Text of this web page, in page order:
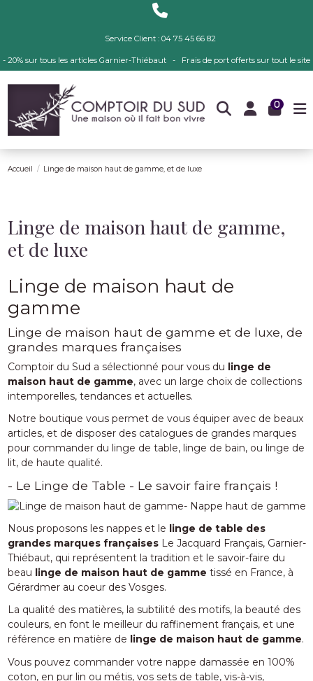
Service Client : 04 75 45 66 82
- 20% sur tous les articles Garnier-Thiébaut - Frais de port offerts sur tout le site
0
Accueil Linge de maison haut de gamme, et de luxe
Linge de maison haut de gamme,
et de luxe
Linge de maison haut de
gamme
Linge de maison haut de gamme et de luxe, de
grandes marques françaises
Comptoir du Sud a sélectionné pour vous du linge de
maison haut de gamme, avec un large choix de collections
intemporelles, tendances et actuelles.
Notre boutique vous permet de vous équiper avec de beaux
articles, et de disposer des catalogues de grandes marques
pour commander du linge de table, linge de bain, ou linge de
lit, de haute qualité.
- Le Linge de Table - Le savoir faire français !
Nous proposons les nappes et le linge de table des
grandes marques françaisesLe Jacquard Français, Garnier-
Thiébaut, qui représentent la tradition et le savoir-faire du
beau linge de maison haut de gamme tissé en France, à
Gérardmer au coeur des Vosges.
La qualité des matières, la subtilité des motifs, la beauté des
couleurs, en font le meilleur du raffinement français, et une
référence en matière de linge de maison haut de gamme.
Vous pouvez commander votre nappe damassée en 100%
coton, en pur lin ou métis, vos sets de table, vis-à-vis,